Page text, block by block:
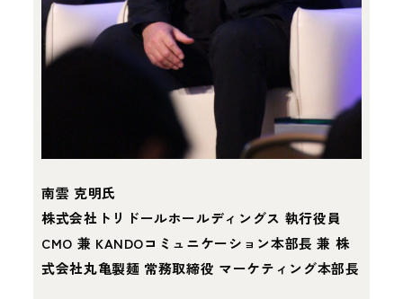
南雲 克明氏
株式会社トリドールホールディングス 執行役員
CMO 兼 KANDOコミュニケーション本部長 兼 株
式会社丸亀製麺 常務取締役 マーケティング本部長